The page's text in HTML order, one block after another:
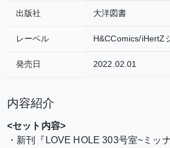
出版社 大洋図書
レーベル H&CComics/iHertZ
発売日 2022.02.01
内容紹介
<セット内容>
・新刊『LOVE HOLE 303号室~ミッ